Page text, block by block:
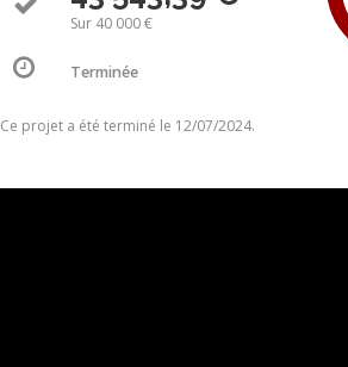
Sur 40 000 €
Terminée
Ce projet a été terminé le 12/07/2024.